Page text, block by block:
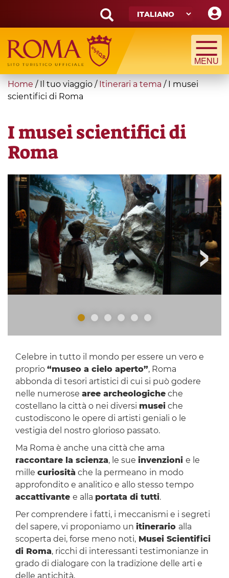
main
content
Search
form
Cerca
You
are
Home / Il tuo viaggio / Itinerari a tema /
I musei
scientifici di Roma
I musei scientifici di
Roma
Celebre in tutto il mondo per essere un vero e
proprio “museo a cielo aperto”, Roma
abbonda di tesori artistici di cui si può godere
nelle numerose aree archeologicheche
costellano la città o nei diversi museiche
custodiscono le opere di artisti geniali o le
vestigia del nostro glorioso passato.
Ma Roma è anche una città che ama
raccontare la scienza, le sue invenzioni e le
mille curiosità che la permeano in modo
approfondito e analitico e allo stesso tempo
accattivante e alla portata di tutti.
Per comprendere i fatti, i meccanismi e i segreti
del sapere, vi proponiamo un itinerario alla
scoperta dei, forse meno noti,Musei Scientifici
di Roma, ricchi di interessanti testimonianze in
grado di dialogare con la tradizione delle arti e
delle antichità.